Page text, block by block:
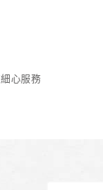
心服務